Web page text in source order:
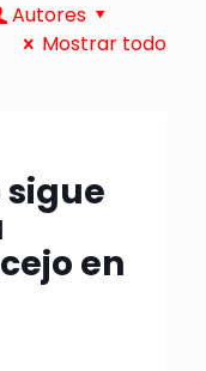
Autores
Mostrar todo
sigue
en